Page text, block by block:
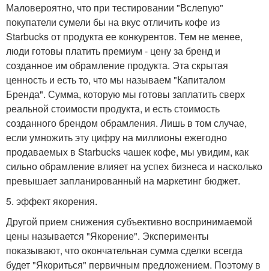
Маловероятно, что при тестировании "Вслепую"
покупатели сумели бы на вкус отличить кофе из
Starbucks от продукта ее конкурентов. Тем не менее,
люди готовы платить премиум - цену за бренд и
созданное им обрамление продукта. Эта скрытая
ценность и есть то, что мы называем "Капиталом
Бренда". Сумма, которую мы готовы заплатить сверх
реальной стоимости продукта, и есть стоимость
созданного брендом обрамления. Лишь в том случае,
если умножить эту цифру на миллионы ежегодно
продаваемых в Starbucks чашек кофе, мы увидим, как
сильно обрамление влияет на успех бизнеса и насколько
превышает запланированный на маркетинг бюджет.
5. эффект якорения.
Другой прием снижения субъективно воспринимаемой
цены называется "Якорение". Эксперименты
показывают, что окончательная сумма сделки всегда
будет "Якориться" первичным предложением. Поэтому в